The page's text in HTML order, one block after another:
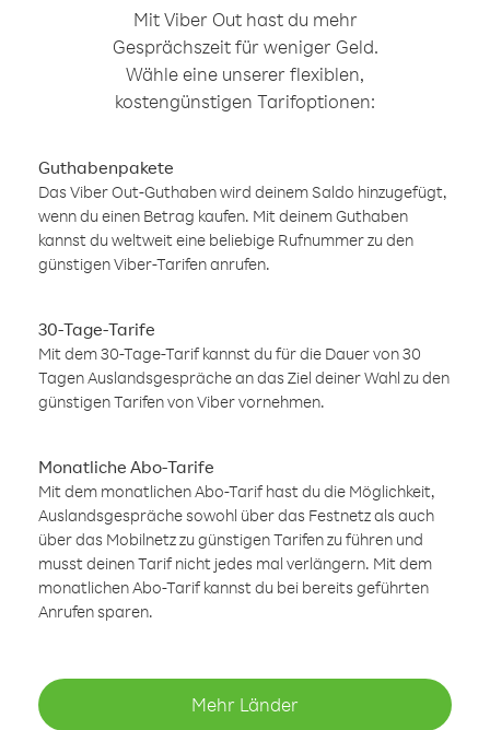
Mit Viber Out hast du mehr
Gesprächszeit für weniger Geld.
Wähle eine unserer flexiblen,
kostengünstigen Tarifoptionen:
Guthabenpakete
Das Viber Out-Guthaben wird deinem Saldo hinzugefügt,
wenn du einen Betrag kaufen. Mit deinem Guthaben
kannst du weltweit eine beliebige Rufnummer zu den
günstigen Viber-Tarifen anrufen.
30-Tage-Tarife
Mit dem 30-Tage-Tarif kannst du für die Dauer von 30
Tagen Auslandsgespräche an das Ziel deiner Wahl zu den
günstigen Tarifen von Viber vornehmen.
Monatliche Abo-Tarife
Mit dem monatlichen Abo-Tarif hast du die Möglichkeit,
Auslandsgespräche sowohl über das Festnetz als auch
über das Mobilnetz zu günstigen Tarifen zu führen und
musst deinen Tarif nicht jedes mal verlängern. Mit dem
monatlichen Abo-Tarif kannst du bei bereits geführten
Anrufen sparen.
Mehr Länder